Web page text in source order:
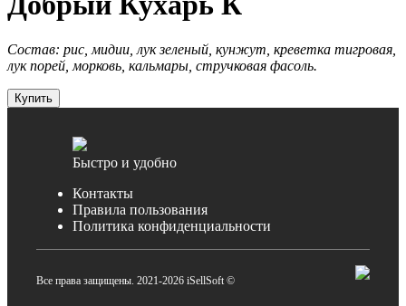
Состав: рис, мидии, лук зеленый, кунжут, креветка тигровая,
лук порей, морковь, кальмары, стручковая фасоль.
Купить
Быстро и удобно
Контакты
Правила пользования
Политика конфиденциальности
Все права защищены. 2021-2026 iSellSoft ©